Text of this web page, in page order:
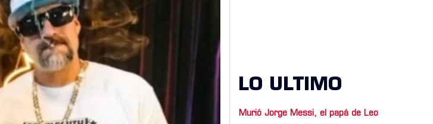
LO ULTIMO
Murió Jorge Messi, el papá de Leo